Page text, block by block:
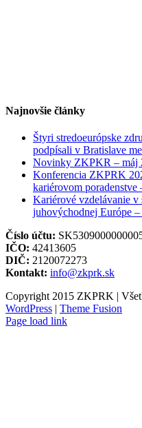
Najnovšie články
Štyri stredoeurópske
podpísali v Bratislave
Novinky ZKPKR – máj
Konferencia ZKPRK
kariérovom poradenstve
Kariérové vzdelávanie v
juhovýchodnej Európe
Číslo účtu:
IČO: 42413605
DIČ: 2120072273
Kontakt: info@zkprk.sk
Copyright 2015 ZKPRK |
WordPress | Theme Fusion
Page load link